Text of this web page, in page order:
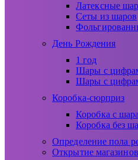
Латексные
Сеты из шаров
День Рождения
1 год
Шары с
Шары с
Коробка-сюрприз
Коробка с
Коробка без
Определение пола
Открытие магазинов